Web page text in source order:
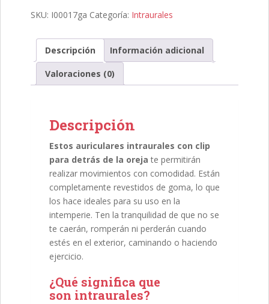
para
la
oreja
SKU: I00017ga Categoría: Intraurales
Descripción Información adicional
Valoraciones (0)
Descripción
Estos auriculares intraurales con clip
para detrás de la oreja te permitirán
realizar movimientos con comodidad. Están
completamente revestidos de goma, lo que
los hace ideales para su uso en la
intemperie. Ten la tranquilidad de que no se
te caerán, romperán ni perderán cuando
estés en el exterior, caminando o haciendo
ejercicio.
¿Qué significa que
son intraurales?